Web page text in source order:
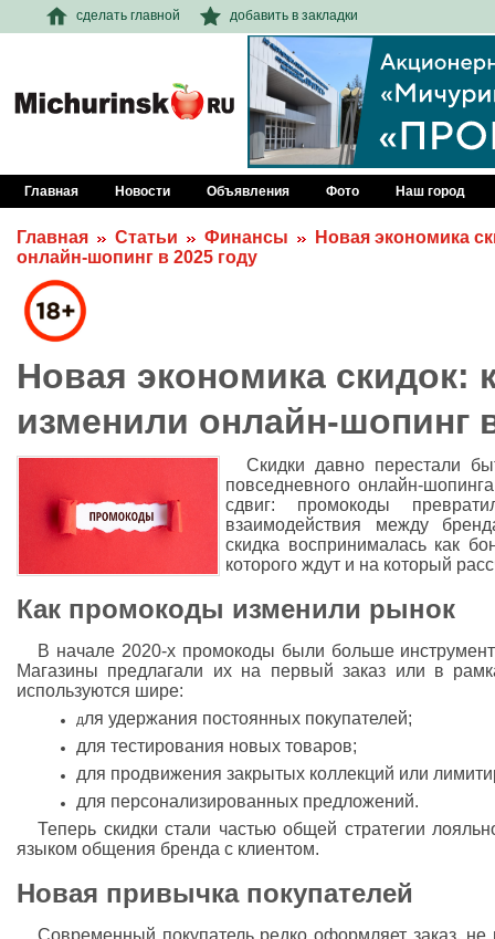
сделать главной добавить в закладки
Главная Новости Объявления Фото Наш город
Главная Статьи Финансы
Новая экономика
онлайн-шопинг в 2025 году
Новая экономика скидок:
изменили онлайн-шопинг
Скидки давно перестали
повседневного онлайн-
сдвиг: промокоды
взаимодействия между
скидка воспринималась как
которого ждут и на который
Как промокоды изменили рынок
В начале 2020-х промокоды были больше
Магазины предлагали их на первый заказ или в
используются шире:
для удержания постоянных покупателей;
для тестирования новых товаров;
для продвижения закрытых коллекций или
для персонализированных предложений.
Теперь скидки стали частью общей стратегии
языком общения бренда с клиентом.
Новая привычка покупателей
Современный покупатель редко оформляет заказ,